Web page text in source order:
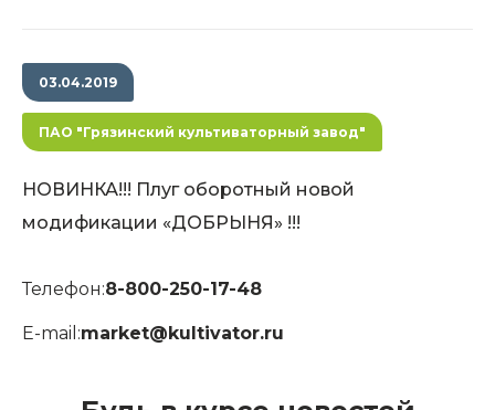
03.04.2019
ПАО "Грязинский культиваторный завод"
НОВИНКА!!! Плуг оборотный новой
модификации «ДОБРЫНЯ» !!!
Телефон:8-800-250-17-48
E-mail:market@kultivator.ru